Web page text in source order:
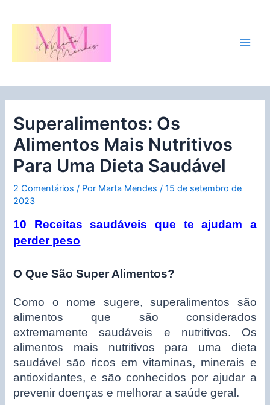
conteúdo
Superalimentos: Os
Alimentos Mais Nutritivos
Para Uma Dieta Saudável
2 Comentários / Por Marta Mendes/15 de setembro de
2023
10 Receitas saudáveis que te ajudam a
perder peso
O Que São Super Alimentos?
Como o nome sugere, superalimentos são
alimentos que são considerados
extremamente saudáveis e nutritivos. Os
alimentos mais nutritivos para uma dieta
saudável são ricos em vitaminas, minerais e
antioxidantes, e são conhecidos por ajudar a
prevenir doenças e melhorar a saúde geral.